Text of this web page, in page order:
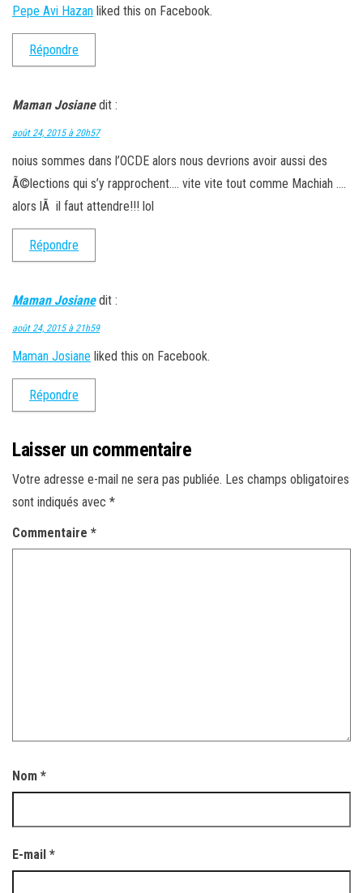
Pepe Avi Hazan liked this on Facebook.
Répondre
Maman Josiane dit :
août 24, 2015 à 20h57
noius sommes dans l’OCDE alors nous devrions avoir aussi des
Ã©lections qui s’y rapprochent…. vite vite tout comme Machiah ….
alors lÃ il faut attendre!!! lol
Répondre
Maman Josiane dit :
août 24, 2015 à 21h59
Maman Josiane liked this on Facebook.
Répondre
Laisser un commentaire
Votre adresse e-mail ne sera pas publiée. Les champs obligatoires
sont indiqués avec *
Commentaire *
Nom *
E-mail *